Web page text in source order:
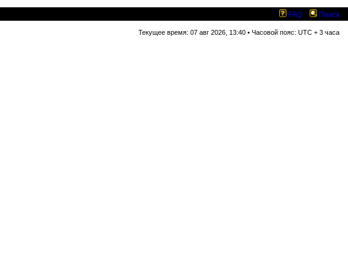
FAQ Поиск
Текущее время: 07 авг 2026, 13:40 • Часовой пояс: UTC + 3 часа